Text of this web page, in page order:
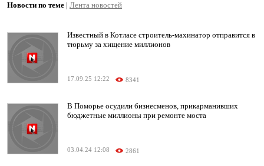
Новости по теме | Лента новостей
Известный в Котласе строитель-махинатор отправится в
тюрьму за хищение миллионов
17.09.25 12:22 8341
В Поморье осудили бизнесменов, прикарманивших
бюджетные миллионы при ремонте моста
03.04.24 12:08 2861